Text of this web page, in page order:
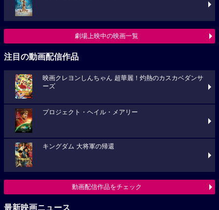
劇場上映中の映画一覧
注目の動画配信作品
映画クレヨンしんちゃん 超華麗！灼熱のカスカベダンサ
ーズ
プロジェクト・ヘイル・メアリー
キングダム 大将軍の帰還
動画配信作品をチェック
最新映画ニュース